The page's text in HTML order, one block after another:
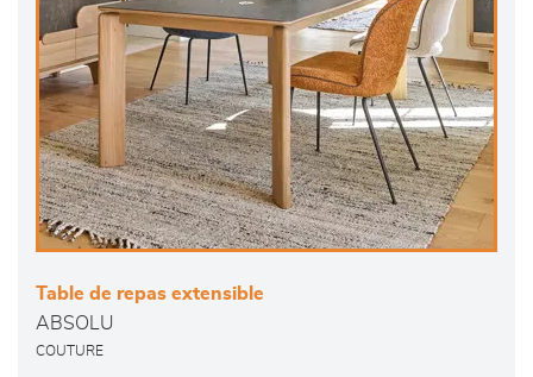
Table de repas extensible
ABSOLU
COUTURE